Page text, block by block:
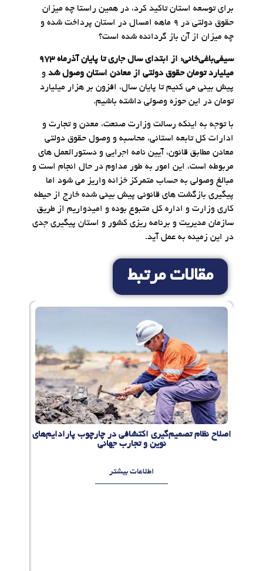
برای توسعه استان تاکید کرد، در همین راستا چه میزان
حقوق دولتی در ۹ ماهه امسال در استان پرداخت شده و
چه میزان از آن باز گردانده شده است؟
سیفی‌باغی‌خانی:
از ابتدای سال جاری تا پایان آذرماه ۹۷۳
میلیارد تومان حقوق دولتی از معادن استان وصول شد و
پیش بینی می کنیم تا پایان سال، افزون بر هزار میلیارد
تومان در این حوزه وصولی داشته باشیم.
با توجه به اینکه رسالت وزارت صنعت، معدن و تجارت و
ادارات کل تابعه استانی، محاسبه و وصول حقوق دولتی
معادن مطابق قانون، آیین نامه اجرایی و دستورالعمل های
مربوطه است، این امور به طور مداوم در حال انجام است و
مبالغ وصولی به حساب متمرکز خزانه واریز می شود اما
پیگیری بازگشت های قانونی پیش بینی شده خارج از حیطه
کاری وزارت و اداره کل متبوع بوده و امیدواریم از طریق
سازمان مدیریت و برنامه ریزی کشور و استان پیگیری جدی
در این زمینه به عمل آید.
مقالات مرتبط
اصلاح نظام تصمیم‌گیری اکتشافی در چارچوب پارادایم‌های
نوین و تجارب جهانی
اطلاعات بیشتر